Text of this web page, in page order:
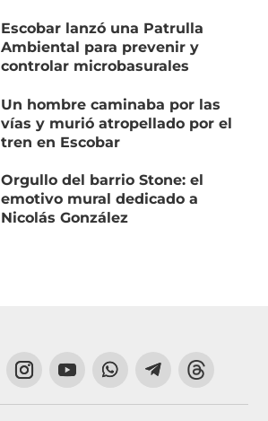
Escobar lanzó una Patrulla
Ambiental para prevenir y
controlar microbasurales
Un hombre caminaba por las
vías y murió atropellado por el
tren en Escobar
Orgullo del barrio Stone: el
emotivo mural dedicado a
Nicolás González